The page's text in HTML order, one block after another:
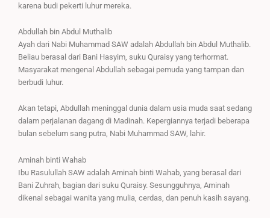
karena budi pekerti luhur mereka.
Abdullah bin Abdul Muthalib
Ayah dari Nabi Muhammad SAW adalah Abdullah bin Abdul Muthalib.
Beliau berasal dari Bani Hasyim, suku Quraisy yang terhormat.
Masyarakat mengenal Abdullah sebagai pemuda yang tampan dan
berbudi luhur.
Akan tetapi, Abdullah meninggal dunia dalam usia muda saat sedang
dalam perjalanan dagang di Madinah. Kepergiannya terjadi beberapa
bulan sebelum sang putra, Nabi Muhammad SAW, lahir.
Aminah binti Wahab
Ibu Rasulullah SAW adalah Aminah binti Wahab, yang berasal dari
Bani Zuhrah, bagian dari suku Quraisy. Sesungguhnya, Aminah
dikenal sebagai wanita yang mulia, cerdas, dan penuh kasih sayang.